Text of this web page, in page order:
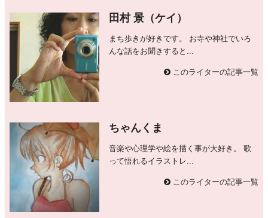
田村 景（ケイ）
まち歩きが好きです。 お寺や神社でいろ
んな話をお聞きすると...
このライターの記事一覧
ちゃんくま
音楽や心理学や絵を描く事が大好き。 歌
って悟れるイラストレ...
このライターの記事一覧